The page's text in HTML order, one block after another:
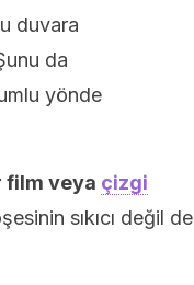
duvara
da
yönde
film veya çizgi
sıkıcı değil de